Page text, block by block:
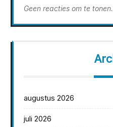
Geen reacties om te tonen.
augustus 2026
juli 2026